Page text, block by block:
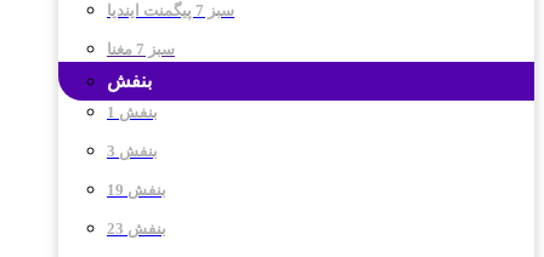
سبز 7 پیگمنت ایندیا
سبز 7 مغنا
بنفش
بنفش 1
بنفش 3
بنفش 19
بنفش 23